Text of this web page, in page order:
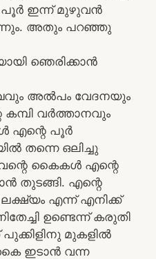
പൂർ ഇന്ന് മുഴുവൻ
അതും പറഞ്ഞു
ഞെരിക്കാൻ
അൽപം വേദനയും
കമ്പി വർത്താനവും
എന്റെ പൂർ
തന്നെ ഒലിച്ചു
കൈകൾ എന്റെ
തുടങ്ങി. എന്റെ
എന്ന് എനിക്ക്
ഉണ്ടെന്ന് കരുതി
പുക്കിളിനു മുകളിൽ
ഇടാൻ വന്ന